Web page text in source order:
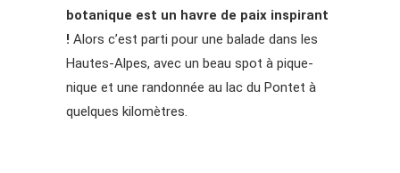
botanique est un havre de paix inspirant
! Alors c’est parti pour une balade dans les
Hautes-Alpes, avec un beau spot à pique-
nique et une randonnée au lac du Pontet à
quelques kilomètres.